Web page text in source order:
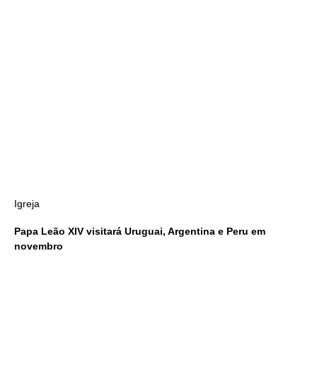
Igreja
Papa Leão XIV visitará Uruguai, Argentina e Peru em
novembro